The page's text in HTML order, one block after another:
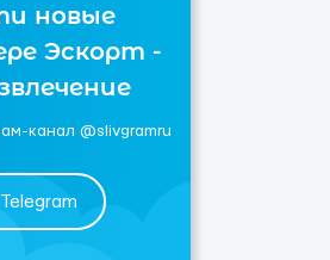
новые
Эскорт -
канал @slivgramru